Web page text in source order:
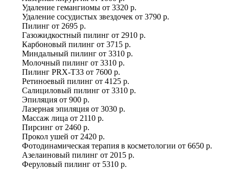
Удаление гемангиомы от 3320 р.
Удаление сосудистых звездочек от 3790 р.
Пилинг от 2695 р.
Газожидкостный пилинг от 2910 р.
Карбоновый пилинг от 3715 р.
Миндальный пилинг от 3310 р.
Молочный пилинг от 3310 р.
Пилинг PRX-T33 от 7600 р.
Ретиноевый пилинг от 4125 р.
Салициловый пилинг от 3310 р.
Эпиляция от 900 р.
Лазерная эпиляция от 3030 р.
Массаж лица от 2110 р.
Пирсинг от 2460 р.
Прокол ушей от 2420 р.
Фотодинамическая терапия в косметологии от 6650 р.
Азелаиновый пилинг от 2015 р.
Феруловый пилинг от 5310 р.